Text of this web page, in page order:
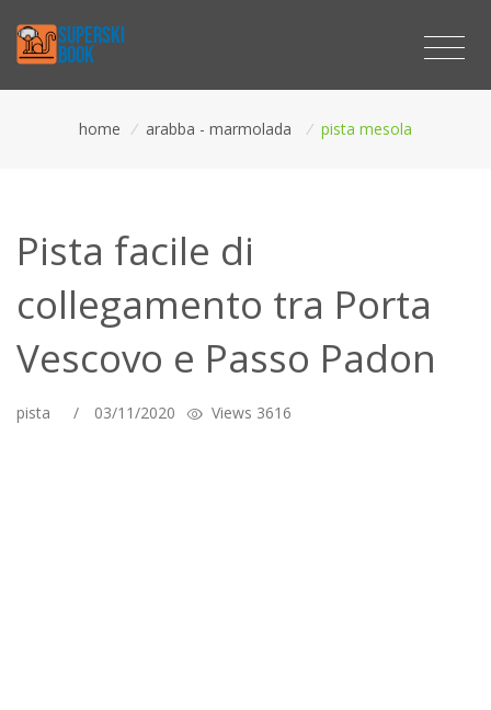
home / arabba - marmolada / pista mesola
Pista facile di
collegamento tra Porta
Vescovo e Passo Padon
pista / 03/11/2020 Views 3616